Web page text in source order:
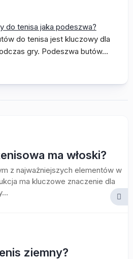
do tenisa jaka podeszwa?
do tenisa jest kluczowy dla
gry. Podeszwa butów…
ma włoski?
z najważniejszych elementów w
ma kluczowe znaczenie dla
ziemny?